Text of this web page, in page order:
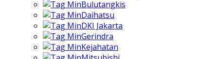
Bulutangkis
Daihatsu
DKI Jakarta
Gerindra
Kejahatan